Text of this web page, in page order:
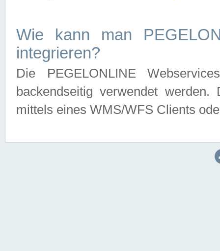
Wie kann man
integrieren?
Die PEGELONLINE
backendseitig verwendet
mittels eines WMS/WFS Clients